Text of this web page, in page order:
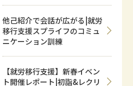
他己紹介で会話が広がる|就労
移行支援スプライフのコミュ
ニケーション訓練
【就労移行支援】新春イベン
ト開催レポート|初詣&レクリ